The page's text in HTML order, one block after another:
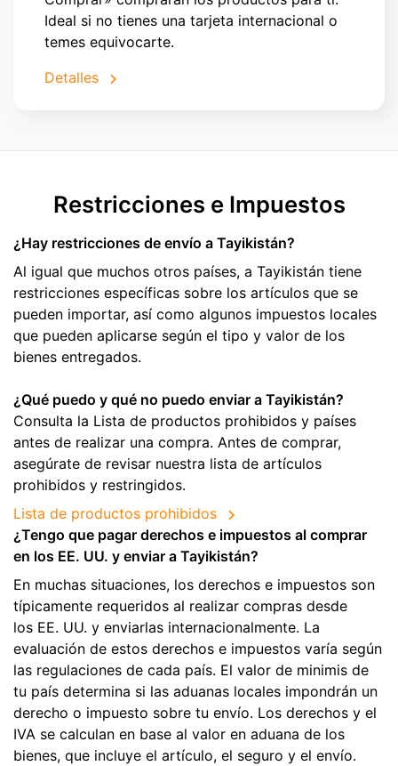
Ideal si no tienes una tarjeta internacional o
temes equivocarte.
Detalles
Restricciones e Impuestos
¿Hay restricciones de envío a Tayikistán?
Al igual que muchos otros países, a Tayikistán tiene
restricciones específicas sobre los artículos que se
pueden importar, así como algunos impuestos locales
que pueden aplicarse según el tipo y valor de los
bienes entregados.
¿Qué puedo y qué no puedo enviar a Tayikistán?
Consulta la Lista de productos prohibidos y países
antes de realizar una compra. Antes de comprar,
asegúrate de revisar nuestra lista de artículos
prohibidos y restringidos.
Lista de productos prohibidos
¿Tengo que pagar derechos e impuestos al comprar
en los EE. UU. y enviar a Tayikistán?
En muchas situaciones, los derechos e impuestos son
típicamente requeridos al realizar compras desde
los EE. UU. y enviarlas internacionalmente. La
evaluación de estos derechos e impuestos varía según
las regulaciones de cada país. El valor de minimis de
tu país determina si las aduanas locales impondrán un
derecho o impuesto sobre tu envío. Los derechos y el
IVA se calculan en base al valor en aduana de los
bienes, que incluye el artículo, el seguro y el envío.